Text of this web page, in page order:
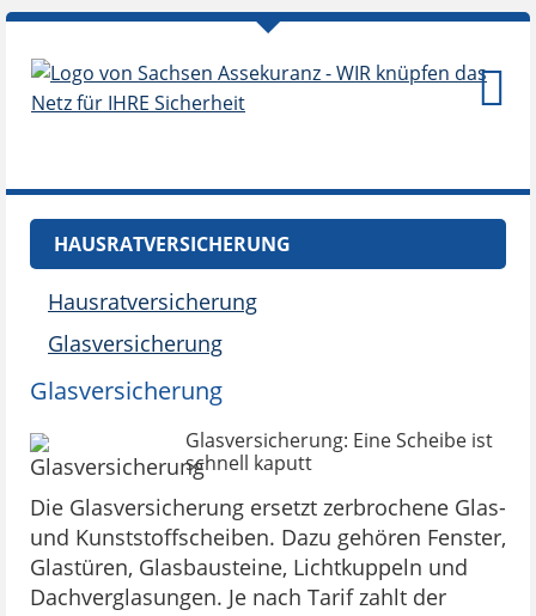
HAUSRATVERSICHERUNG
Hausratversicherung
Glasversicherung
Glasversicherung
Glasversicherung: Eine Scheibe ist
schnell kaputt
Die Glasversicherung ersetzt zerbrochene Glas-
und Kunststoffscheiben. Dazu gehören Fenster,
Glastüren, Glasbausteine, Lichtkuppeln und
Dachverglasungen. Je nach Tarif zahlt der